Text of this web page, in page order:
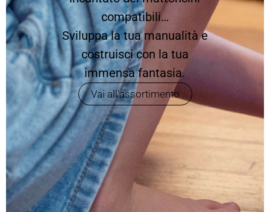
compatibili…
Sviluppa la tua manualità e
costruisci con la tua
immensa fantasia.
Vai all'assortimento